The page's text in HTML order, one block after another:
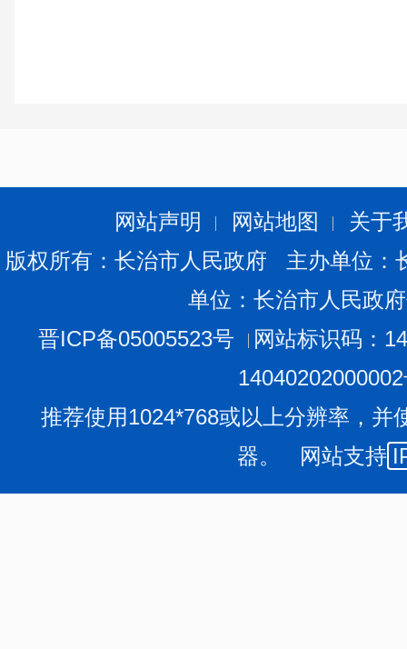
网站声明 网站地图
关于
版权所有：长治市人民政府 主办单位
单位：长治市人民政
晋ICP备05005523号
网站标识码：
推荐使用1024*768或以上分辨率，并
器。 网站支持